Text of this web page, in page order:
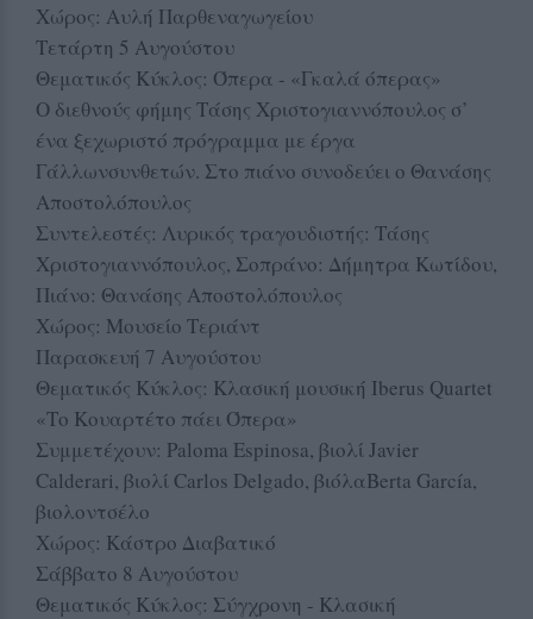
Χώρος: Αυλή Παρθεναγωγείου
Τετάρτη 5 Αυγούστου
Θεματικός Κύκλος: Όπερα - «Γκαλά όπερας»
Ο διεθνούς φήμης Τάσης Χριστογιαννόπουλος σ’
ένα ξεχωριστό πρόγραμμα με έργα
Γάλλωνσυνθετών. Στο πιάνο συνοδεύει ο Θανάσης
Αποστολόπουλος
Συντελεστές: Λυρικός τραγουδιστής: Τάσης
Χριστογιαννόπουλος, Σοπράνο: Δήμητρα Κωτίδου,
Πιάνο: Θανάσης Αποστολόπουλος
Χώρος: Μουσείο Τεριάντ
Παρασκευή 7 Αυγούστου
Θεματικός Κύκλος: Κλασική μουσική Iberus Quartet
«Το Κουαρτέτο πάει Όπερα»
Συμμετέχουν: Paloma Espinosa, βιολί Javier
Calderari, βιολί Carlos Delgado, βιόλαBerta García,
βιολοντσέλο
Χώρος: Κάστρο Διαβατικό
Σάββατο 8 Αυγούστου
Θεματικός Κύκλος: Σύγχρονη - Κλασική